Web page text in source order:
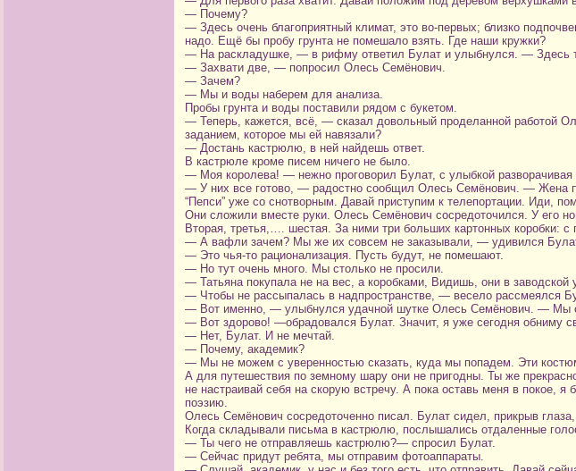
— Почему?
— Здесь очень благоприятный климат, это во-первых; близко
надо. Ещё бы пробу грунта не помешало взять. Где наши кружки?
— На раскладушке, — в рифму ответил Булат и улыбнулся. — Здесь
— Захвати две, — попросил Олесь Семёнович.
— Зачем?
— Мы и воды наберем для анализа.
Пробы грунта и воды поставили рядом с букетом.
— Теперь, кажется, всё, — сказал довольный проделанной работой
заданием, которое мы ей навязали?
— Достань кастрюлю, в ней найдешь ответ.
В кастрюле кроме писем ничего не было.
— Моя королева! — нежно проговорил Булат, с улыбкой разворачивая
— У них все готово, — радостно сообщил Олесь Семёнович. — Жена
“Пепси” уже со снотворным. Давай приступим к телепортации. Иди,
Они сложили вместе руки. Олесь Семёнович сосредоточился. У его
Вторая, третья,…. шестая. За ними три больших картонных коробки:
— А вафли зачем? Мы же их совсем не заказывали, — удивился
— Это чья-то рационализация. Пусть будут, не помешают.
— Но тут очень много. Мы столько не просили.
— Татьяна покупала не на вес, а коробками, Видишь, они в заводской
— Чтобы не рассыпалась в надпространстве, — весело рассмеялся
— Вот именно, — улыбнулся удачной шутке Олесь Семёнович. — Мы
— Вот здорово! —обрадовался Булат. Значит, я уже сегодня обниму
— Нет, Булат. И не мечтай.
— Почему, академик?
— Мы не можем с уверенностью сказать, куда мы попадем. Эти
А для путешествия по земному шару они не пригодны. Ты же
не настраивай себя на скорую встречу. А пока оставь меня в
поэзию.
Олесь Семёнович сосредоточенно писал. Булат сидел, прикрыв
Когда складывали письма в кастрюлю, послышались отдаленные
— Ты чего не отправляешь кастрюлю?— спросил Булат.
— Сейчас придут ребята, мы отправим фотоаппараты.